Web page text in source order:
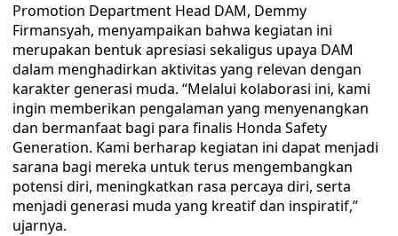
Promotion Department Head DAM, Demmy
Firmansyah, menyampaikan bahwa kegiatan ini
merupakan bentuk apresiasi sekaligus upaya DAM
dalam menghadirkan aktivitas yang relevan dengan
karakter generasi muda. “Melalui kolaborasi ini, kami
ingin memberikan pengalaman yang menyenangkan
dan bermanfaat bagi para finalis Honda Safety
Generation. Kami berharap kegiatan ini dapat menjadi
sarana bagi mereka untuk terus mengembangkan
potensi diri, meningkatkan rasa percaya diri, serta
menjadi generasi muda yang kreatif dan inspiratif,”
ujarnya.